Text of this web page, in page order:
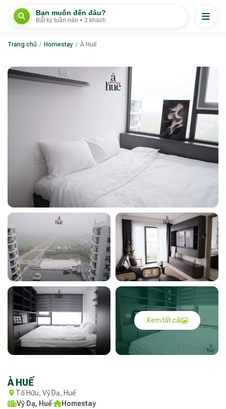
Bạn muốn đến đâu?
Bất kỳ tuần nào • 2 khách
Trang chủ / Homestay / À Huế
Xem tất cả
À HUẾ
Tố Hữu, Vỹ Dạ, Huế
Vỹ Dạ, Huế· Homestay